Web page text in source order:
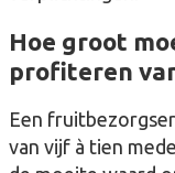
Hoe groot
profiteren
Een
van vijf à tien